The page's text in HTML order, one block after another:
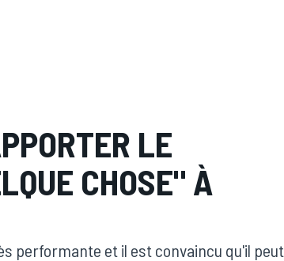
LE
CHOSE" À
performante et il est convaincu qu'il peut